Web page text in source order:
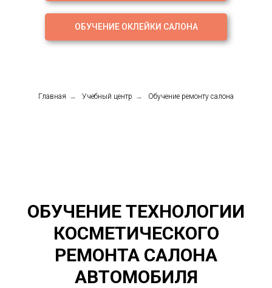
ОБУЧЕНИЕ ОКЛЕЙКИ САЛОНА
Главная → Учебный центр → Обучение ремонту салона
ОБУЧЕНИЕ ТЕХНОЛОГИИ
КОСМЕТИЧЕСКОГО
РЕМОНТА САЛОНА
АВТОМОБИЛЯ